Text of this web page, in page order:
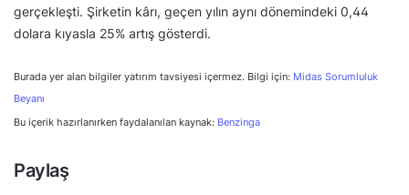
gerçekleşti. Şirketin kârı, geçen yılın aynı dönemindeki 0,44
dolara kıyasla 25% artış gösterdi.
Burada yer alan bilgiler yatırım tavsiyesi içermez. Bilgi için: Midas Sorumluluk
Beyanı
Bu içerik hazırlanırken faydalanılan kaynak: Benzinga
Paylaş